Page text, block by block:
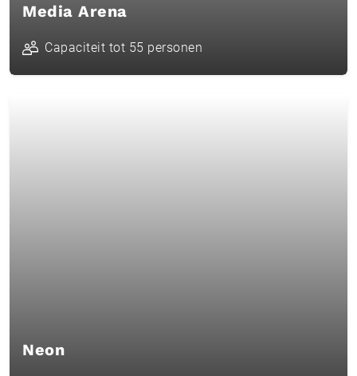
Media Arena
Capaciteit tot 55 personen
Neon